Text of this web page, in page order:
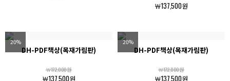
￦137,500원
20%
DH-PDF책상(목재가림판)
￦172,000원
￦137,500원
20%
DH-PDF책상(목재가림판)
￦172,000원
￦137,500원